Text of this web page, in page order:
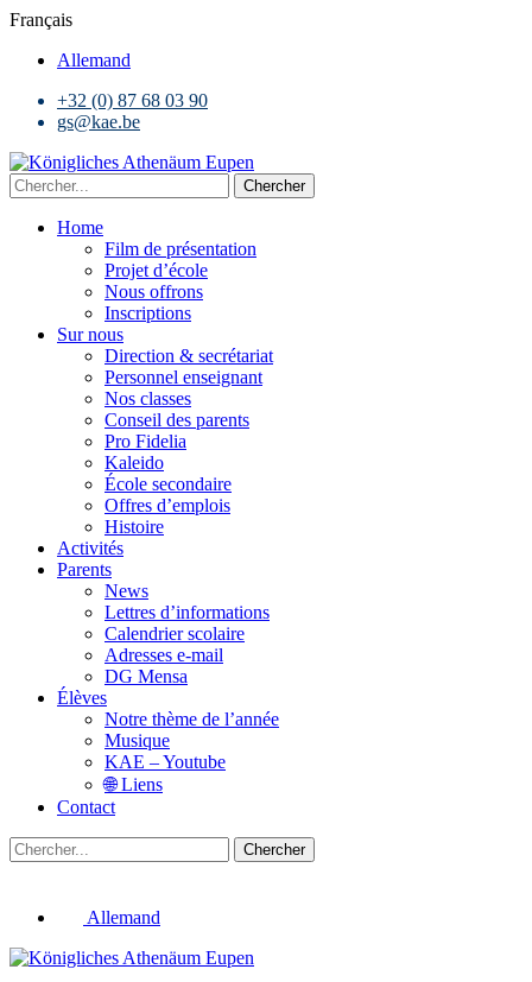
Français
Allemand
+32 (0) 87 68 03 90
gs@kae.be
Chercher
Home
Film de présentation
Projet d’école
Nous offrons
Inscriptions
Sur nous
Direction & secrétariat
Personnel enseignant
Nos classes
Conseil des parents
Pro Fidelia
Kaleido
École secondaire
Offres d’emplois
Histoire
Activités
Parents
News
Lettres d’informations
Calendrier scolaire
Adresses e-mail
DG Mensa
Élèves
Notre thème de l’année
Musique
KAE – Youtube
🌐 Liens
Contact
Chercher
Allemand